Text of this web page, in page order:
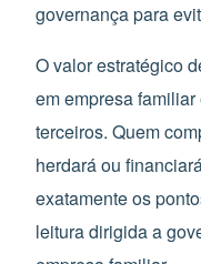
governança para
O valor estratégico
em empresa
terceiros. Quem
herdará ou
exatamente os
leitura dirigida a